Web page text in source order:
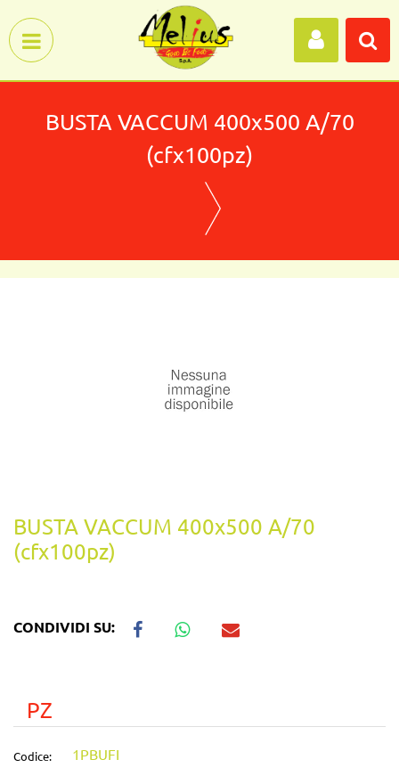
BUSTA VACCUM 400x500 A/70
(cfx100pz)
BUSTA VACCUM 400x500 A/70
(cfx100pz)
CONDIVIDI SU:
PZ
Codice: 1PBUFI